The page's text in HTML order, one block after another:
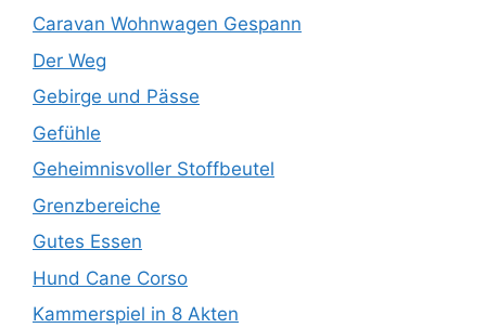
Caravan Wohnwagen Gespann
Der Weg
Gebirge und Pässe
Gefühle
Geheimnisvoller Stoffbeutel
Grenzbereiche
Gutes Essen
Hund Cane Corso
Kammerspiel in 8 Akten